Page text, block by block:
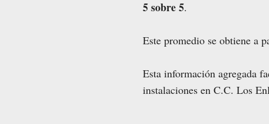
5 sobre 5.
Este promedio se obtiene a
Esta información agregada
instalaciones en C.C. Los